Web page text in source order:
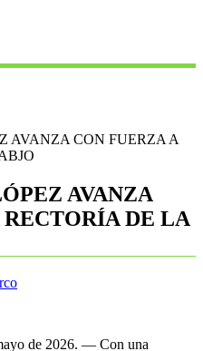
AVANZA CON FUERZA A
AVANZA
DE LA
de 2026. — Con una